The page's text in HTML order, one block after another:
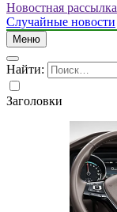
Новостная рассылка
Случайные новости
Меню
Найти:
Заголовки